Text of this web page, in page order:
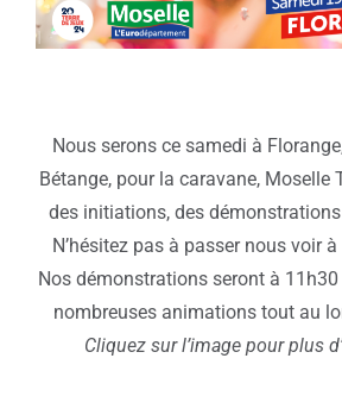
Nous serons ce samedi à
Bétange, pour la caravane, Moselle
des initiations, des
N’hésitez pas à passer nous voir
Nos démonstrations seront à
nombreuses animations tout au
Cliquez sur l’image pour plus